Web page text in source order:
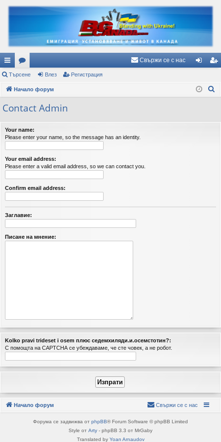
ъ
рз
и
ъз
ки
ор
ум
и
Свържи се с нас
з ис
Търсене Влез Регистрация
Начало форум
с
Contact Admin
Your name:
Please enter your name, so the message has an identity.
Your email address:
Please enter a valid email address, so we can contact you.
Confirm email address:
Заглавие:
Писане на мнение:
Kolko pravi trideset i osem плюc ceдeмхиляди.и.ocемcтoтин?:
С помощта на CAPTCHA се убеждаваме, че сте човек, а не робот.
Начало форум Свържи се с нас
Форума се задвижва от phpBB® Forum Software © phpBB Limited
Style от Arty - phpBB 3.3 от MrGaby
Translated by Yoan Arnaudov